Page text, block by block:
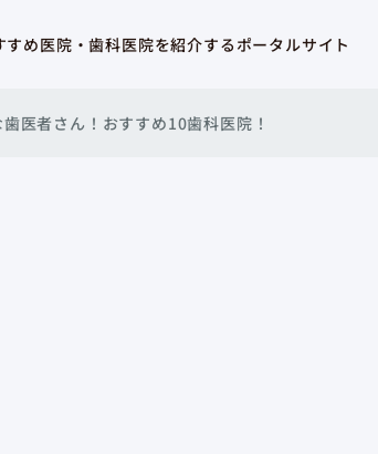
すめ医院・歯科医院を紹介するポータルサイト
医者さん！おすすめ10歯科医院！